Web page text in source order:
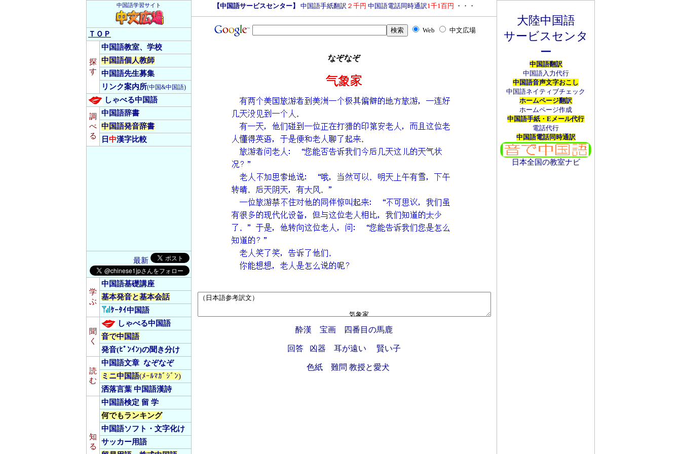
中国語学習サイト
ＴＯＰ
探
す
中国語教室、学校
中国語個人教師
中国語先生募集
リンク案内所(中国&中国語)
しゃべる中国語
調
べ
る
中国語辞書
中国語発音辞書
日中漢字比較
最新
学
ぶ
中国語基礎講座
基本発音と基本会話
ｹｰﾀｲ中国語
聞
く
しゃべる中国語
音で中国語
発音(ﾋﾟﾝｲﾝ)の聞き分け
読
む
中国語文章 なぞなぞ
ミニ中国語(ﾒｰﾙﾏｶﾞｼﾞﾝ)
洒落言葉 中国語漢詩
知
る
中国語検定 留 学
何でもランキング
中国語ソフト・文字化け
サッカー用語
【中国語サービスセンター】 中国語手紙翻訳 ２千円 中国語電話同時通訳1千1百円 ・・・
Web 中文広場
なぞなぞ
酔漢 宝画 四番目の馬鹿
回答 凶器 耳が遠い 賢い子
色紙 難問 教授と愛犬
大陸中国語
サービスセンタ
ー
中国語翻訳
中国語入力代行
中国語音声文字おこし
中国語ネイティブチェック
ホームページ翻訳
ホームページ作成
中国語手紙・Eメール代行
電話代行
中国語電話同時通訳
日本全国の教室ナビ